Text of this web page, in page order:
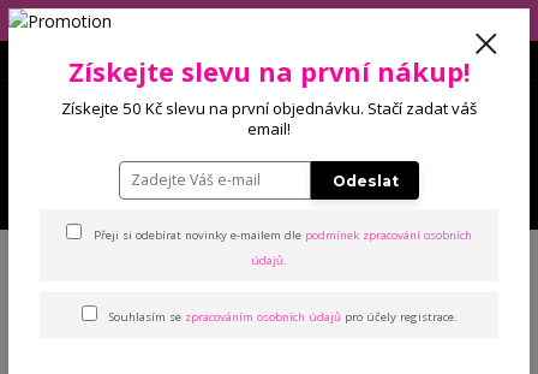
Eshop má dovolenou (10.-14.8), balíčky budeme odesílat 17.8.2026!
Podprsenky Bez výstuže Eva podprsenka bez výstuže a kostic
Eva podprsenka bez výstuže
Získejte slevu na první nákup!
Získejte 50 Kč slevu na první objednávku. Stačí zadat váš
email!
Odeslat
Přeji si odebírat novinky e-mailem dle podmínek zpracování osobních
údajů.
Souhlasím se zpracováním osobních údajů pro účely registrace.